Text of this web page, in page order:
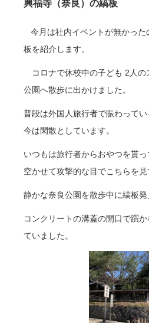
興福寺（奈良）の縞板
今月は社内イベントが無かっ
板を紹介します。
コロナで休校中の子ども 2人の
公園へ散歩に出かけました。
普段は外国人旅行者で賑わってい
今は閑散としています。
いつもは旅行者からおやつを貰
空かせて攻撃的な目でこちらを見
静かな奈良公園を散歩中に縞板
コンクリートの溝蓋の開口で躓
ていました。